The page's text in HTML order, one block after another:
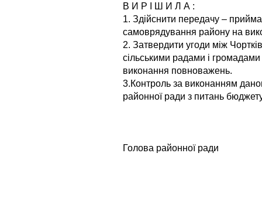
В И Р І Ш И Л А :
1. Здійснити передачу –
самоврядування району на
2. Затвердити угоди між
сільськими радами і
виконання повноважень.
3.Контроль за виконанням
районної ради з питань
Голова